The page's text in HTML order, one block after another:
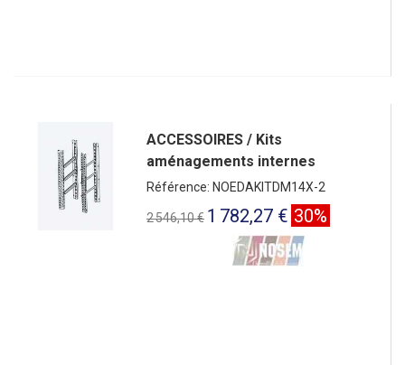
ACCESSOIRES / Kits
aménagements internes
Référence: NOEDAKITDM14X-2
2 546,10 € 1 782,27 € 30%